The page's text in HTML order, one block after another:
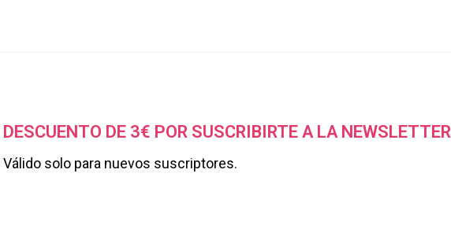
DESCUENTO DE 3€ POR SUSCRIBIRTE A LA NEWSLETTER
Válido solo para nuevos suscriptores.